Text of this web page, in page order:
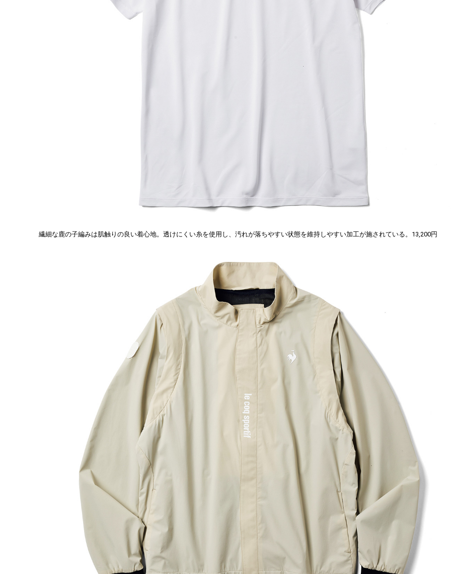
繊細な鹿の子編みは肌触りの良い着心地。透けにくい糸を使用し、汚れが落ちやすい状態を維持しやすい加工が施されている。13,200円